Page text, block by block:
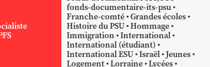
fonds-documentaire-its-psu
Franche-comté Grandes écoles
Histoire du PSU Hommage
Immigration International
International (étudiant)
International ESU Israël Jeunes
Logement Lorraine Lycées